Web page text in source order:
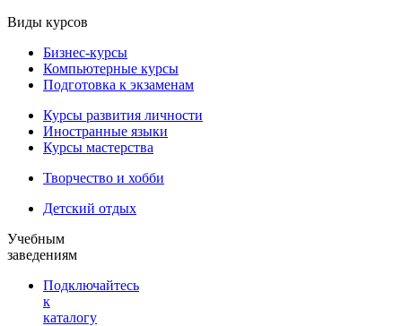
Виды курсов
Бизнес-курсы
Компьютерные курсы
Подготовка к экзаменам
Курсы развития личности
Иностранные языки
Курсы мастерства
Творчество и хобби
Детский отдых
Учебным
заведениям
Подключайтесь
к
каталогу